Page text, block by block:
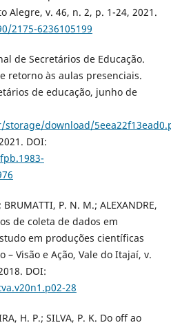
Alegre, v. 46, n. 2, p. 1-24, 2021.
2175-6236105199
de Secretários de Educação.
retorno às aulas presenciais.
de educação, junho de
download/
DOI:
P. N. M.; ALEXANDRE,
de coleta de dados em
em produções científicas
Visão e Ação, Vale do Itajaí, v.
DOI:
28
H. P.; SILVA, P. K. Do off ao